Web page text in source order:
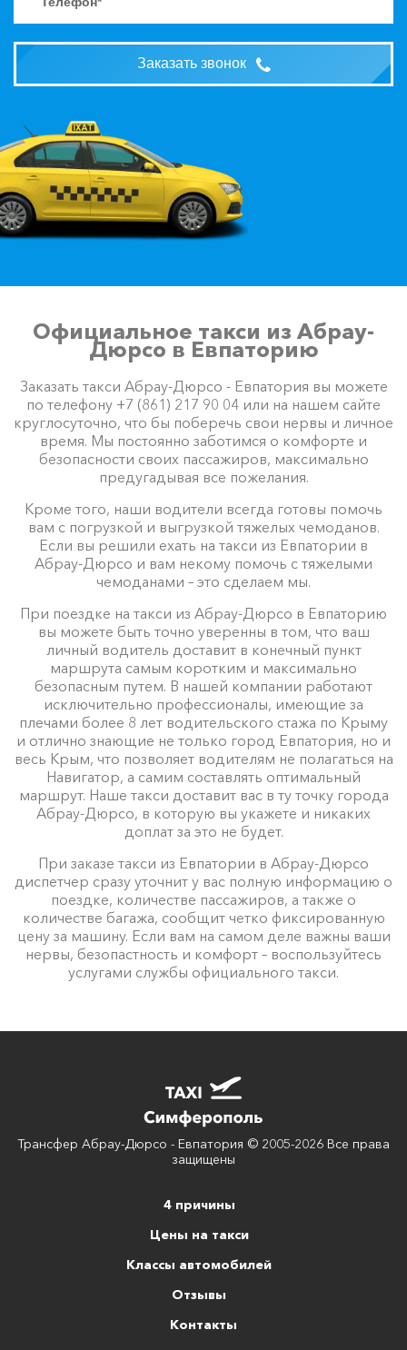
Заказать звонок
Официальное такси из Абрау-
Дюрсо в Евпаторию
Заказать такси Абрау-Дюрсо - Евпатория вы можете
по телефону +7 (861) 217 90 04 или на нашем сайте
круглосуточно, что бы поберечь свои нервы и личное
время. Мы постоянно заботимся о комфорте и
безопасности своих пассажиров, максимально
предугадывая все пожелания.
Кроме того, наши водители всегда готовы помочь
вам с погрузкой и выгрузкой тяжелых чемоданов.
Если вы решили ехать на такси из Евпатории в
Абрау-Дюрсо и вам некому помочь с тяжелыми
чемоданами – это сделаем мы.
При поездке на такси из Абрау-Дюрсо в Евпаторию
вы можете быть точно уверенны в том, что ваш
личный водитель доставит в конечный пункт
маршрута самым коротким и максимально
безопасным путем. В нашей компании работают
исключительно профессионалы, имеющие за
плечами более 8 лет водительского стажа по Крыму
и отлично знающие не только город Евпатория, но и
весь Крым, что позволяет водителям не полагаться на
Навигатор, а самим составлять оптимальный
маршрут. Наше такси доставит вас в ту точку города
Абрау-Дюрсо, в которую вы укажете и никаких
доплат за это не будет.
При заказе такси из Евпатории в Абрау-Дюрсо
диспетчер сразу уточнит у вас полную информацию о
поездке, количестве пассажиров, а также о
количестве багажа, сообщит четко фиксированную
цену за машину. Если вам на самом деле важны ваши
нервы, безопастность и комфорт – воспользуйтесь
услугами службы официального такси.
Трансфер Абрау-Дюрсо - Евпатория © 2005-2026 Все права
защищены
4 причины
Цены на такси
Классы автомобилей
Отзывы
Контакты